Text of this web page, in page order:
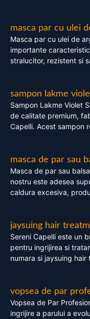
masca par cu ulei
Masca par cu ulei de
importante
stralucitor, rezistent si
sampon lakme
Sampon Lakme Violet
de calitate premium,
Capelli. Acest sampon
masca de par sau
Masca de par sau
nostru este adesea
caldura excesiva,
jaysuing hair
Sereni Capelli este un
pentru ingrijirea si
numara si jaysuing hair
vopsea de par
Vopsea de Par
ingrijire a parului a